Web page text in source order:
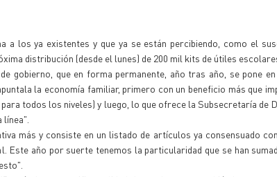
a los ya existentes y que ya se están percibiendo, como el
distribución (desde el lunes) de 200 mil kits de útiles
gobierno, que en forma permanente, año tras año, se pone
la economía familiar, primero con un beneficio más que
todos los niveles) y luego, lo que ofrece la Subsecretaría de
más y consiste en un listado de artículos ya consensuado
Este año por suerte tenemos la particularidad que se han